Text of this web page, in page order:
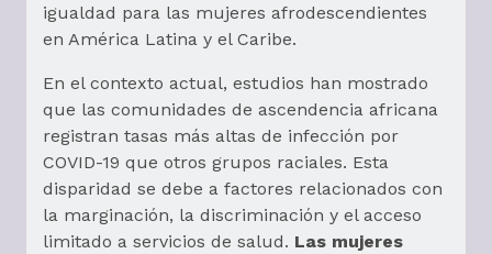
igualdad para las mujeres afrodescendientes
en América Latina y el Caribe.
En el contexto actual, estudios han mostrado
que las comunidades de ascendencia africana
registran tasas más altas de infección por
COVID-19 que otros grupos raciales. Esta
disparidad se debe a factores relacionados con
la marginación, la discriminación y el acceso
limitado a servicios de salud. Las mujeres